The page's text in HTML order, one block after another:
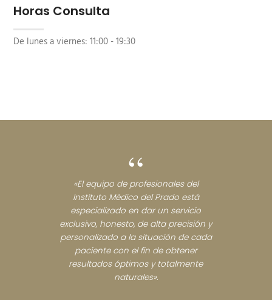
Horas Consulta
De lunes a viernes: 11:00 - 19:30
“
«El equipo de profesionales del
Instituto Médico del Prado está
especializado en dar un servicio
exclusivo, honesto, de alta precisión y
personalizado a la situación de cada
paciente con el fin de obtener
resultados óptimos y totalmente
naturales».